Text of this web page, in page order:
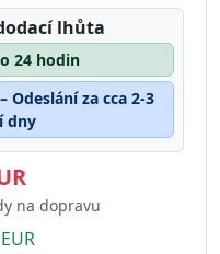
lhůta
24 hodin
Odeslání za cca 2-3
dny
na dopravu